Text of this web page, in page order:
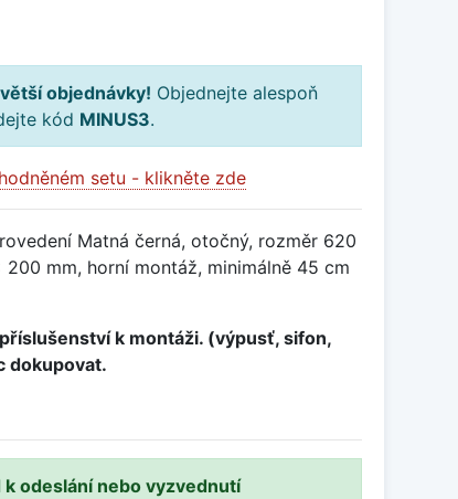
objednávky! Objednejte alespoň
kód MINUS3.
setu - klikněte zde
Matná černá, otočný, rozměr 620
mm, horní montáž, minimálně 45 cm
k montáži. (výpusť, sifon,
dokupovat.
odeslání nebo vyzvednutí